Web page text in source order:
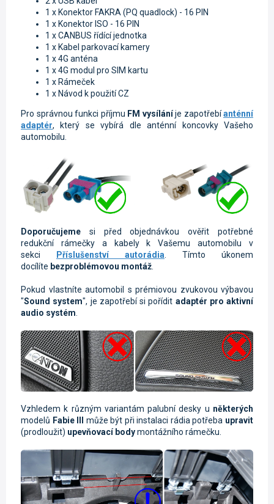
1 x Konektor FAKRA (PQ quadlock) - 16 PIN
1 x Konektor ISO - 16 PIN
1 x CANBUS řídící jednotka
1 x Kabel parkovací kamery
1 x 4G anténa
1 x 4G modul pro SIM kartu
1 x Rámeček
1 x Návod k použití CZ
Pro správnou funkci příjmu FM vysíláníje zapotřebíanténní
adaptér, který se vybírá dle anténní koncovky Vašeho
automobilu.
Doporučujeme
si před objednávkou ověřit potřebné
redukční rámečky a kabely k Vašemu automobilu v
sekci
Příslušenství autorádia . Tímto úkonem
docílíte bezproblémovou montáž
Pokud vlastníte automobil s prémiovou zvukovou výbavou
"Sound system", je zapotřebí si pořídit adaptér pro aktivní
audio systém
Vzhledem k různým variantám palubní desky u některých
modelů Fabie III může být při instalaci rádia potřeba upravit
(prodloužit) upevňovací bodymontážního rámečku.